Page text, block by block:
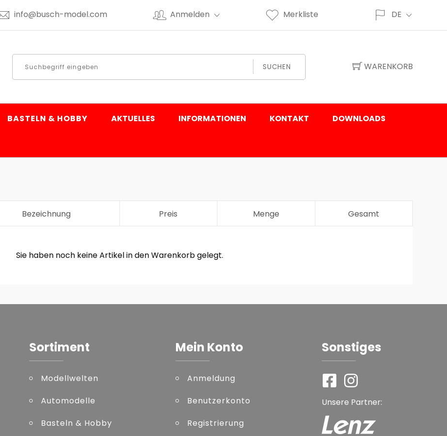
info@busch-model.com Anmelden Merkliste DE
SUCHEN WARENKORB
BASTELN & HOBBY AKTUELLES INFORMATIONEN KONTAKT DOWNLOADS
Bezeichnung Preis Menge Gesamt
Sie haben noch keine Artikel in den Warenkorb gelegt.
Sortiment
Modellwelten
Automodelle
Basteln & Hobby
Mein Konto
Anmeldung
Benutzerkonto
Registrierung
Sonstiges
Unsere Partner: